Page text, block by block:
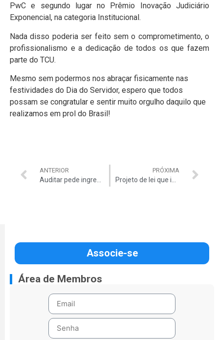
PwC e segundo lugar no Prêmio Inovação Judiciário
Exponencial, na categoria Institucional.
Nada disso poderia ser feito sem o comprometimento, o
profissionalismo e a dedicação de todos os que fazem
parte do TCU.
Mesmo sem podermos nos abraçar fisicamente nas
festividades do Dia do Servidor, espero que todos
possam se congratular e sentir muito orgulho daquilo que
realizamos em prol do Brasil!
ANTERIOR PRÓXIMA
Associe-se
Área de Membros